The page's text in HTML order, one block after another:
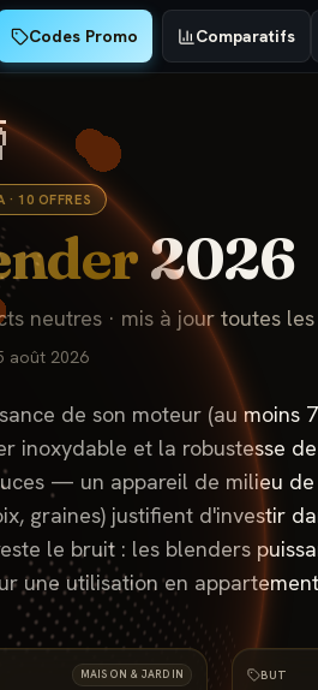
Codes Promo Comparatifs
·10 OFFRES
2026
neutres · mis à jour toutes les
août 2026
de son moteur (au moins
inoxydable et la robustesse
— un appareil de milieu
graines) justifient d'investir
le bruit : les blenders
une utilisation en
10
MAISON & JARDIN −68%
BUT